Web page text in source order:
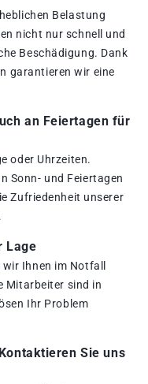
Belastung
nicht nur schnell und
Beschädigung. Dank
garantieren wir eine
an Feiertagen für
oder Uhrzeiten.
Sonn- und Feiertagen
Zufriedenheit unserer
Lage
Ihnen im Notfall
Mitarbeiter sind in
Ihr Problem
Sie uns